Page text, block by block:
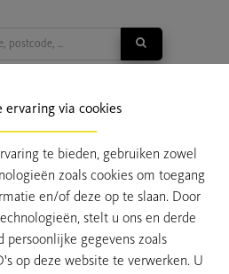
ervaring via cookies
te bieden, gebruiken zowel
zoals cookies om toegang
en/of deze op te slaan. Door
stelt u ons en derde
gegevens zoals
op deze website te verwerken. U